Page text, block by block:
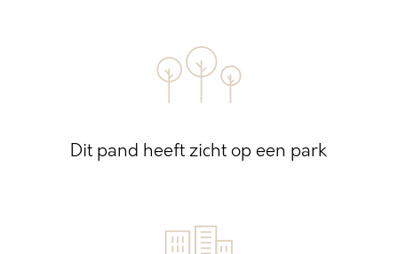
Dit pand heeft zicht op een park